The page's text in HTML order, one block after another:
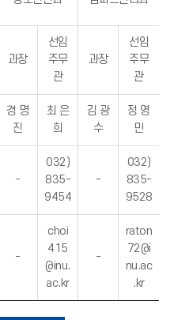
과장
선임
주무
관
과장
선임
주무
관
경 명
진
최 은
희
김 광
수
정 영
민
-
032)
835-
9454
-
032)
835-
9528
-
choi
415
@inu.
ac.kr
-
raton
72@i
nu.ac
.kr